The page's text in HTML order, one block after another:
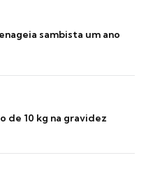
sambista um ano
de 10 kg na gravidez